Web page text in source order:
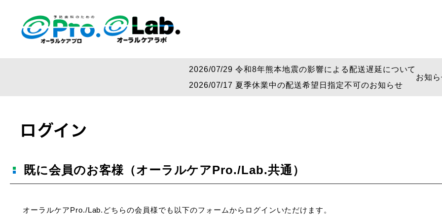
2026/07/29 令和8年熊本地震の影響による配送遅延について
2026/07/17 夏季休業中の配送希望日指定不可のお知らせ
お知
ログイン
既に会員のお客様（オーラルケアPro./Lab.共通）
オーラルケアPro./Lab.どちらの会員様でも以下のフォームからログインいただけます。